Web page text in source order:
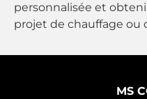
personnalisée et
projet de chauffage ou
MS